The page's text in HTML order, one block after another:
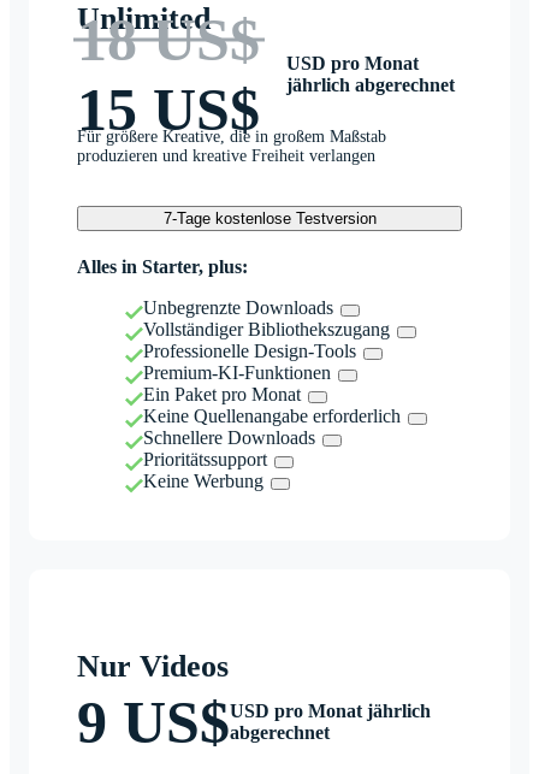
Unlimited
18 US$
15 US$
USD pro Monat
jährlich abgerechnet
Für größere Kreative, die in großem Maßstab
produzieren und kreative Freiheit verlangen
7-Tage kostenlose Testversion
Alles in Starter, plus:
Unbegrenzte Downloads
Vollständiger Bibliothekszugang
Professionelle Design-Tools
Premium-KI-Funktionen
Ein Paket pro Monat
Keine Quellenangabe erforderlich
Schnellere Downloads
Prioritätssupport
Keine Werbung
Nur Videos
9 US$USD pro Monat jährlich
abgerechnet